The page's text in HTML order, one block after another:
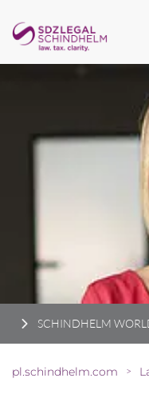
SCHINDHELM
pl.schindhelm.com >